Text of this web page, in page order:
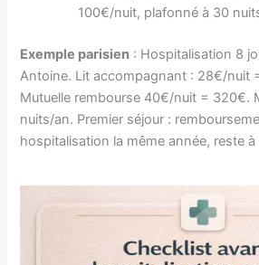
100€/nuit, plafonné à 30
Exemple parisien : Hospitalisation 8
Antoine. Lit accompagnant : 28€/nuit
Mutuelle rembourse 40€/nuit = 320€.
nuits/an. Premier séjour :
hospitalisation la même année, reste